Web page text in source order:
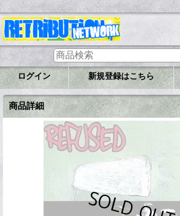
ログイン 新規登録はこちら
商品詳細